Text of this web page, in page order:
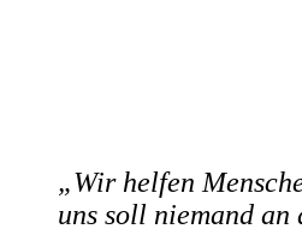
„Wir helfen
uns soll niemand an